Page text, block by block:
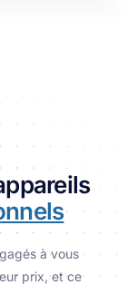
à vous
prix, et ce